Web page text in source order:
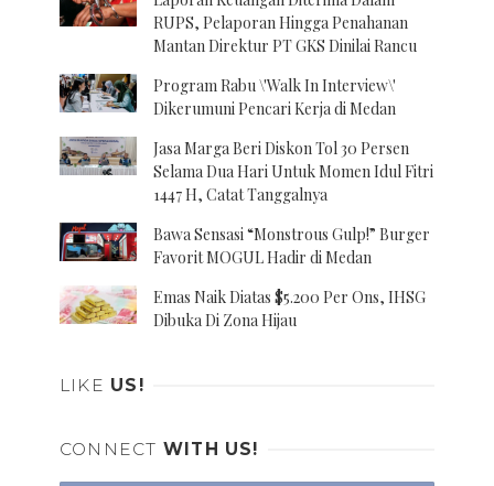
RUPS, Pelaporan Hingga Penahanan
Mantan Direktur PT GKS Dinilai Rancu
Program Rabu \'Walk In Interview\'
Dikerumuni Pencari Kerja di Medan
Jasa Marga Beri Diskon Tol 30 Persen
Selama Dua Hari Untuk Momen Idul Fitri
1447 H, Catat Tanggalnya
Bawa Sensasi “Monstrous Gulp!” Burger
Favorit MOGUL Hadir di Medan
Emas Naik Diatas $5.200 Per Ons, IHSG
Dibuka Di Zona Hijau
LIKE US!
CONNECT WITH US!